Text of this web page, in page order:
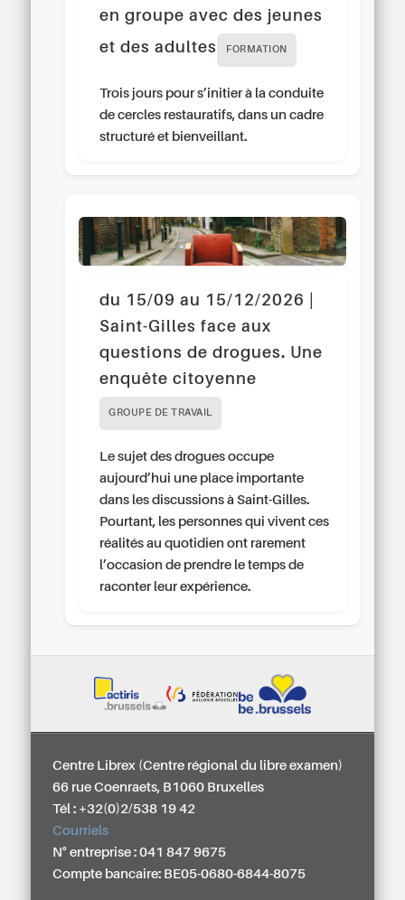
en groupe avec des jeunes
et des adultes
FORMATION
Trois jours pour s’initier à la conduite
de cercles restauratifs, dans un cadre
structuré et bienveillant.
du 15/09 au 15/12/2026 |
Saint-Gilles face aux
questions de drogues. Une
enquête citoyenne
GROUPE DE TRAVAIL
Le sujet des drogues occupe
aujourd’hui une place importante
dans les discussions à Saint-Gilles.
Pourtant, les personnes qui vivent ces
réalités au quotidien ont rarement
l’occasion de prendre le temps de
raconter leur expérience.
Centre Librex (Centre régional du libre examen)
66 rue Coenraets, B1060 Bruxelles
Tél : +32(0)2/538 19 42
Courriels
N° entreprise : 041 847 9675
Compte bancaire: BE05-0680-6844-8075